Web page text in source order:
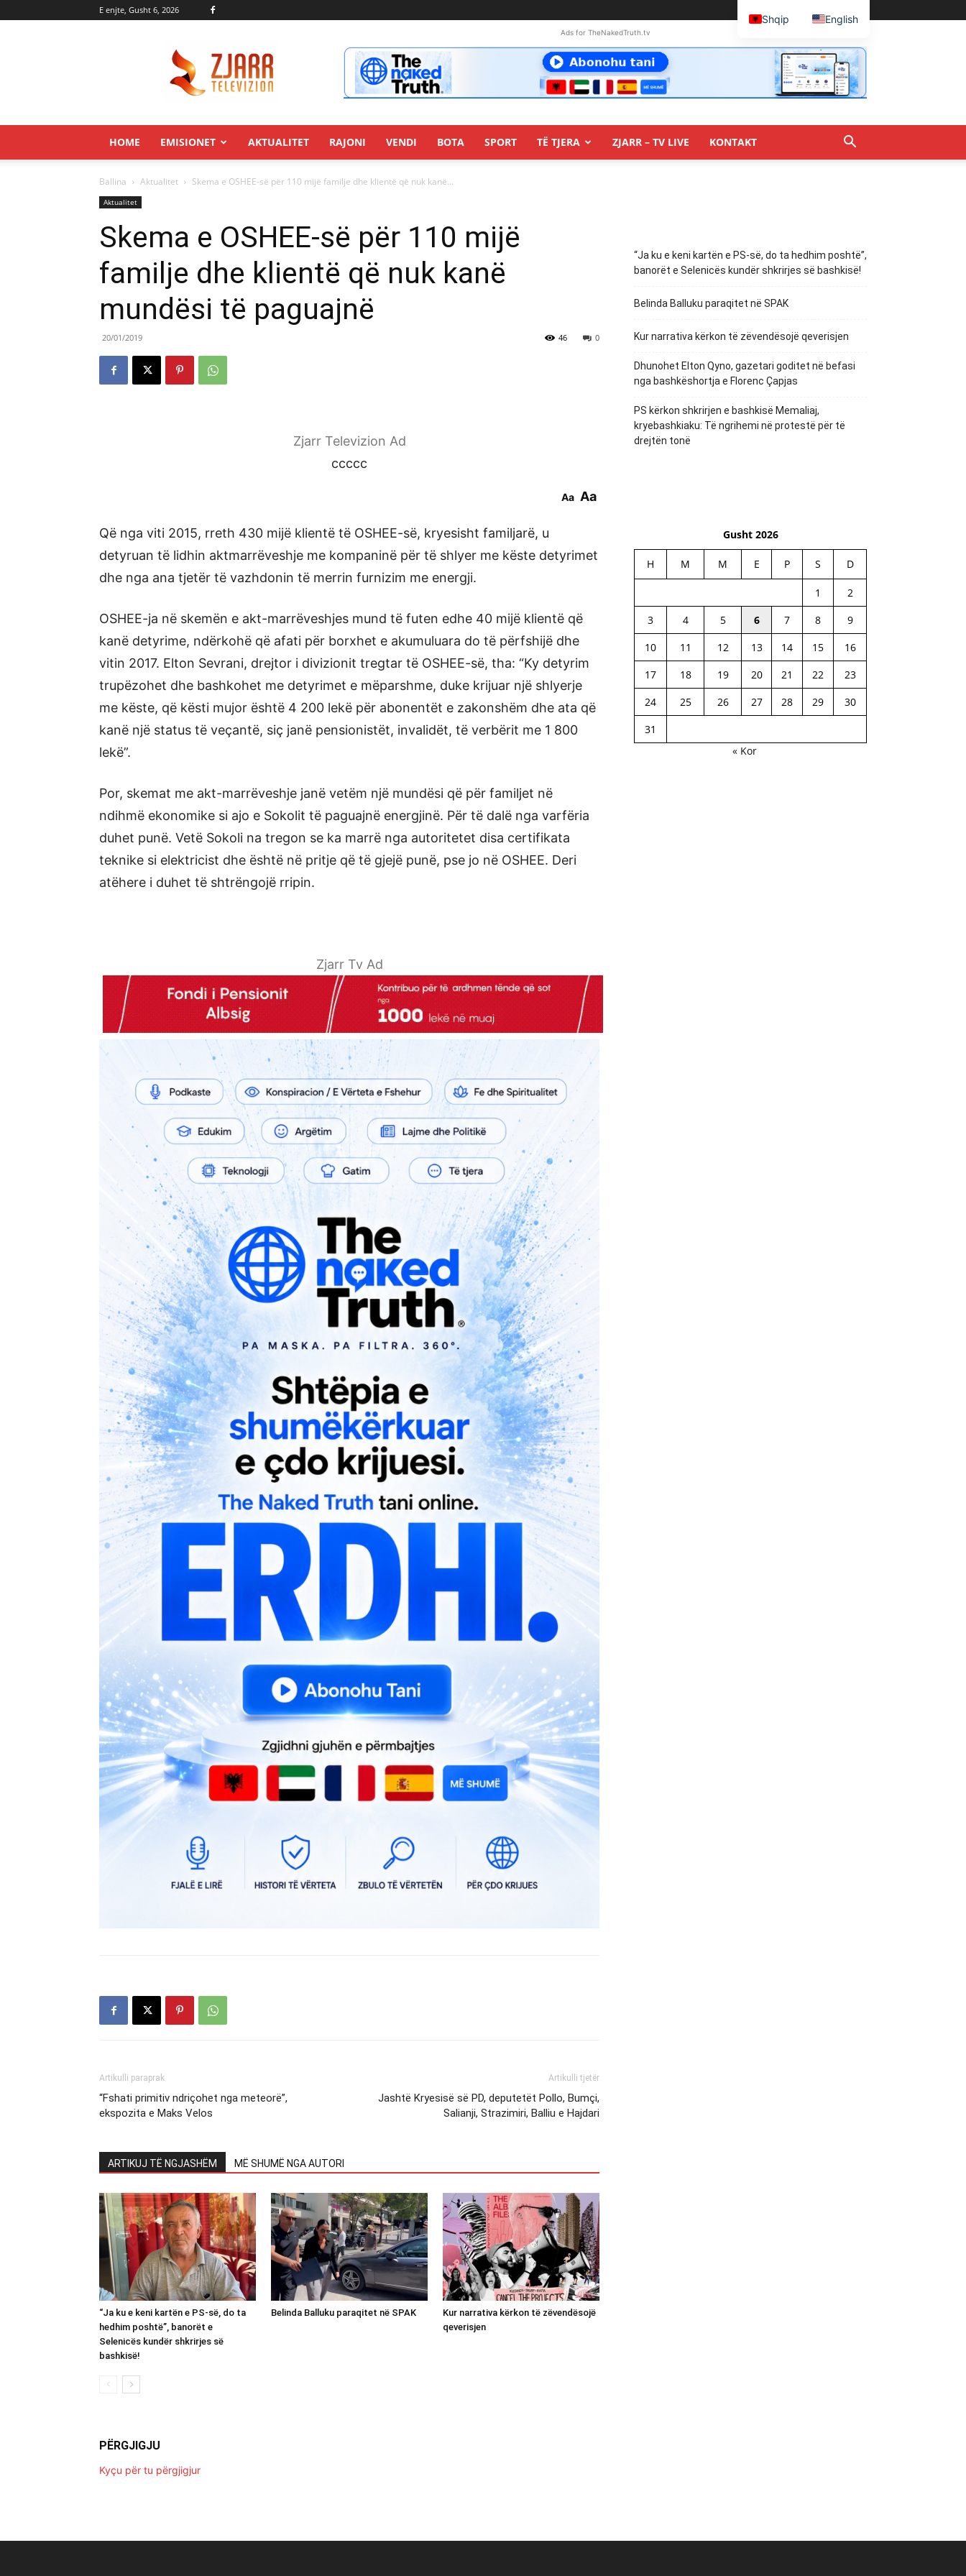
E enjte, Gusht 6, 2026
Ads for TheNakedTruth.tv
HOME EMISIONET AKTUALITET RAJONI VENDI BOTA SPORT TË TJERA ZJARR – TV LIVE KONTAKT
Ballina Aktualitet Skema e OSHEE-së për 110 mijë familje dhe klientë që nuk kanë...
Aktualitet
Skema e OSHEE-së për 110 mijë
familje dhe klientë që nuk kanë
mundësi të paguajnë
20/01/2019 0
46
Zjarr Televizion Ad
ccccc
Aa Aa
Që nga viti 2015, rreth 430 mijë klientë të OSHEE-së, kryesisht familjarë, u
detyruan të lidhin aktmarrëveshje me kompaninë për të shlyer me këste detyrimet
dhe nga ana tjetër të vazhdonin të merrin furnizim me energji.
OSHEE-ja në skemën e akt-marrëveshjes mund të futen edhe 40 mijë klientë që
kanë detyrime, ndërkohë që afati për borxhet e akumuluara do të përfshijë dhe
vitin 2017. Elton Sevrani, drejtor i divizionit tregtar të OSHEE-së, tha: “Ky detyrim
trupëzohet dhe bashkohet me detyrimet e mëparshme, duke krijuar një shlyerje
me këste, që kësti mujor është 4 200 lekë për abonentët e zakonshëm dhe ata që
kanë një status të veçantë, siç janë pensionistët, invalidët, të verbërit me 1 800
lekë”.
Por, skemat me akt-marrëveshje janë vetëm një mundësi që për familjet në
ndihmë ekonomike si ajo e Sokolit të paguajnë energjinë. Për të dalë nga varfëria
duhet punë. Vetë Sokoli na tregon se ka marrë nga autoritetet disa certifikata
teknike si elektricist dhe është në pritje që të gjejë punë, pse jo në OSHEE. Deri
atëhere i duhet të shtrëngojë rripin.
Zjarr Tv Ad
Artikulli paraprak
“Fshati primitiv ndriçohet nga meteorë”,
ekspozita e Maks Velos
Artikulli tjetër
Jashtë Kryesisë së PD, deputetët Pollo, Bumçi,
Salianji, Strazimiri, Balliu e Hajdari
ARTIKUJ TË NGJASHËM MË SHUMË NGA AUTORI
“Ja ku e keni kartën e PS-së, do ta
hedhim poshtë”, banorët e
Selenicës kundër shkrirjes së
bashkisë!
Belinda Balluku paraqitet në SPAK
Kur narrativa kërkon të zëvendësojë
qeverisjen
PËRGJIGJU
Kyçu për tu përgjigjur
“Ja ku e keni kartën e PS-së, do ta hedhim poshtë”,
banorët e Selenicës kundër shkrirjes së bashkisë!
Belinda Balluku paraqitet në SPAK
Kur narrativa kërkon të zëvendësojë qeverisjen
Dhunohet Elton Qyno, gazetari goditet në befasi
nga bashkëshortja e Florenc Çapjas
PS kërkon shkrirjen e bashkisë Memaliaj,
kryebashkiaku: Të ngrihemi në protestë për të
drejtën tonë
Gusht 2026
H M M E P S D
1
2
3
4 5 6 7 8
9
10
11 12 13 14 15
16
17
18 19 20 21 22
23
24
25 26 27 28 29
30
31
« Kor
Shqip English